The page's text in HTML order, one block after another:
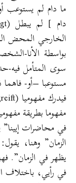
الخارجي المحض
بواسطة الأنا-
سوى المتأمل فيه-
مستوعبا –أو- فاهما
مفهوما بطريقة
يظهر في الزمان”.